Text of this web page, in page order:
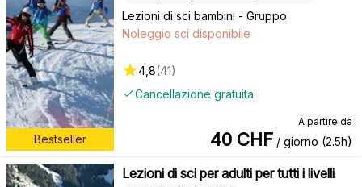
Bestseller
Lezioni di sci bambini - Gruppo
Cancellazione gratuita
Noleggio sci disponibile
4,8(41)
A partire da
40 CHF / giorno (2.5h)
Lezioni di sci per adulti per tutti i livelli